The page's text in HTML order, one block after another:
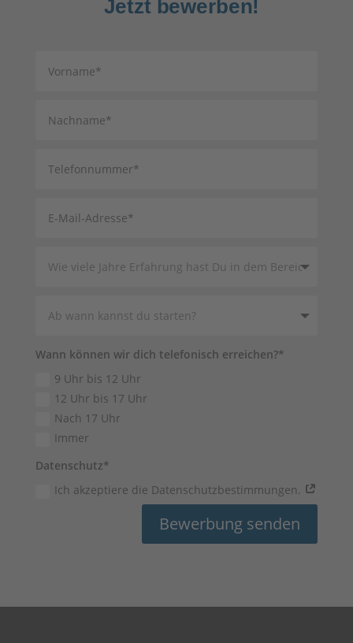
Jetzt bewerben!
Wann können wir dich telefonisch erreichen?*
9 Uhr bis 12 Uhr
12 Uhr bis 17 Uhr
Nach 17 Uhr
Immer
Datenschutz*
Ich akzeptiere die Datenschutzbestimmungen.
Bewerbung senden